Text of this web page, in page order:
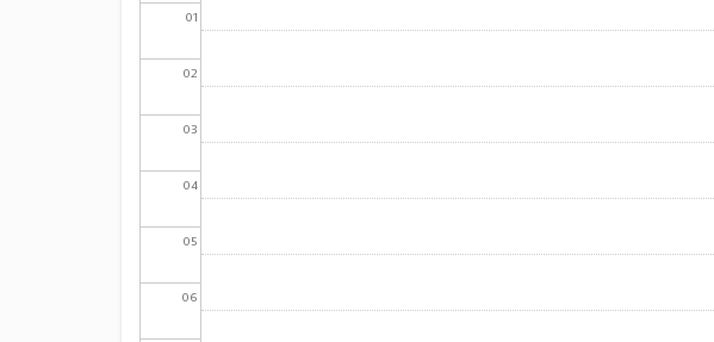
01
02
03
04
05
06